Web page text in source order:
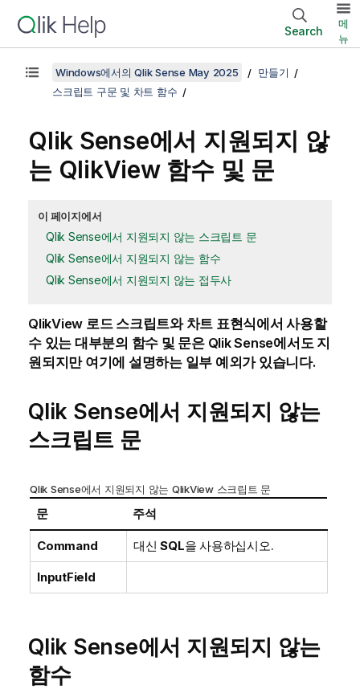
Search
메
뉴
Windows에서의 Qlik Sense May 2025
만들기
스크립트 구문 및 차트 함수
Qlik Sense에서 지원되지 않
는 QlikView함수 및 문
이 페이지에서
Qlik Sense에서 지원되지 않는 스크립트 문
Qlik Sense에서 지원되지 않는 함수
Qlik Sense에서 지원되지 않는 접두사
QlikView 로드 스크립트와 차트 표현식에서 사용할
수 있는 대부분의 함수 및 문은 Qlik Sense에서도 지
원되지만 여기에 설명하는 일부 예외가 있습니다.
Qlik Sense에서 지원되지 않는
스크립트 문
Qlik Sense에서 지원되지 않는 QlikView스크립트 문
문 주석
Command 대신SQL을 사용하십시오.
InputField
Qlik Sense에서 지원되지 않는
함수